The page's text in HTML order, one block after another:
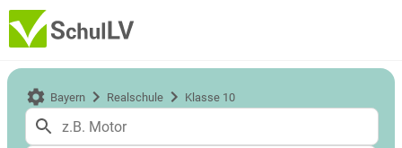
Bayern Realschule Klasse 10